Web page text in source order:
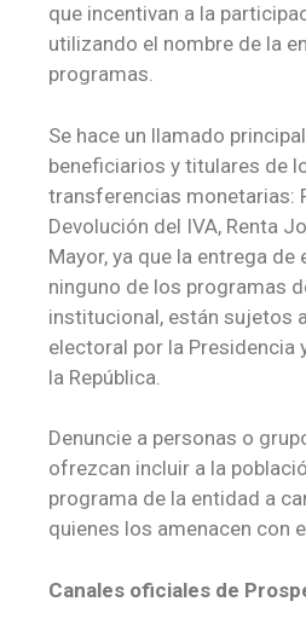
que incentivan a la
utilizando el nombre de la
programas.
Se hace un llamado
beneficiarios y titulares de
transferencias monetarias:
Devolución del IVA, Renta
Mayor, ya que la entrega
ninguno de los programas
institucional, están sujetos
electoral por la Presidencia
la República.
Denuncie a personas o
ofrezcan incluir a la
programa de la entidad a
quienes los amenacen con
Canales oficiales de